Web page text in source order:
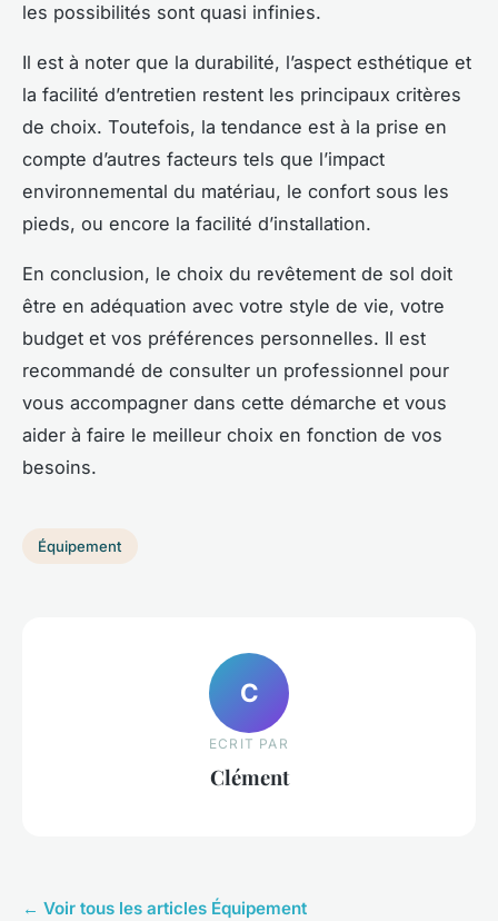
les possibilités sont quasi infinies.
Il est à noter que la durabilité, l’aspect esthétique et
la facilité d’entretien restent les principaux critères
de choix. Toutefois, la tendance est à la prise en
compte d’autres facteurs tels que l’impact
environnemental du matériau, le confort sous les
pieds, ou encore la facilité d’installation.
En conclusion, le choix du revêtement de sol doit
être en adéquation avec votre style de vie, votre
budget et vos préférences personnelles. Il est
recommandé de consulter un professionnel pour
vous accompagner dans cette démarche et vous
aider à faire le meilleur choix en fonction de vos
besoins.
Équipement
C
ECRIT PAR
Clément
← Voir tous les articles Équipement